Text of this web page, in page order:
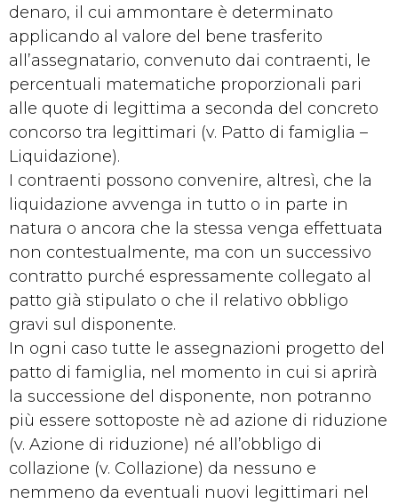
denaro, il cui ammontare è determinato
applicando al valore del bene trasferito
all’assegnatario, convenuto dai contraenti, le
percentuali matematiche proporzionali pari
alle quote di legittima a seconda del concreto
concorso tra legittimari (v. Patto di famiglia –
Liquidazione).
I contraenti possono convenire, altresì, che la
liquidazione avvenga in tutto o in parte in
natura o ancora che la stessa venga effettuata
non contestualmente, ma con un successivo
contratto purché espressamente collegato al
patto già stipulato o che il relativo obbligo
gravi sul disponente.
In ogni caso tutte le assegnazioni progetto del
patto di famiglia, nel momento in cui si aprirà
la successione del disponente, non potranno
più essere sottoposte nè ad azione di riduzione
(v. Azione di riduzione) né all’obbligo di
collazione (v. Collazione) da nessuno e
nemmeno da eventuali nuovi legittimari nel